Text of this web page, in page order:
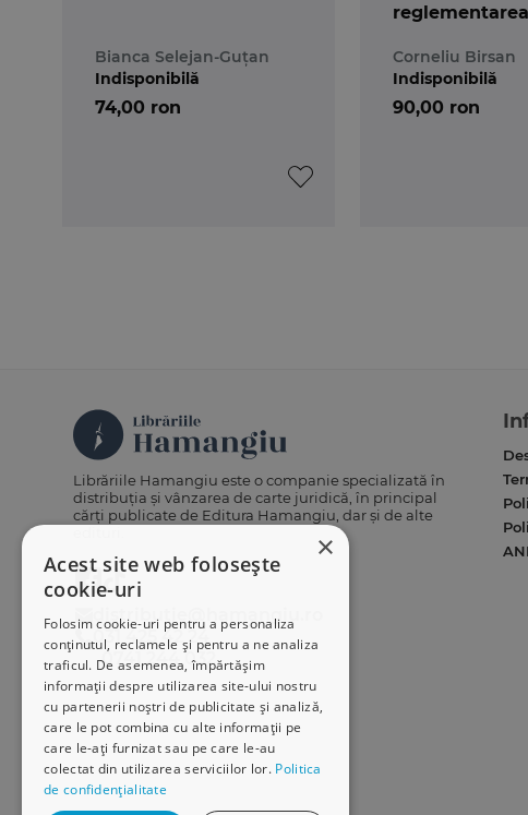
Bianca Selejan-Guțan
74,00 ron
Indisponibilă
Corneliu Birsan
90,00 ron
Indisponibilă
×
Acest site web folosește
cookie-uri
Folosim cookie-uri pentru a personaliza
conținutul, reclamele și pentru a ne analiza
traficul. De asemenea, împărtășim
informații despre utilizarea site-ului nostru
cu partenerii noștri de publicitate și analiză,
care le pot combina cu alte informații pe
care le-ați furnizat sau pe care le-au
colectat din utilizarea serviciilor lor. Politica
de confidențialitate
Librăriile Hamangiu este o companie specializată în
distribuția și vânzarea de carte juridică, în principal
cărți publicate de Editura Hamangiu, dar și de alte
distributie@hamangiu.ro
031 425 42 24
0741 244 032